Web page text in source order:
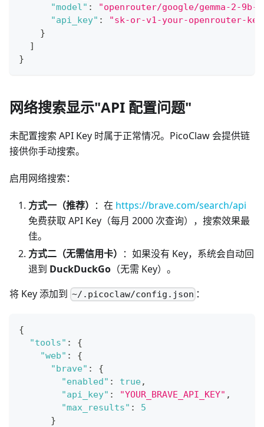
"model" :
"openrouter/google/gemma-2-
"api_key" :
"sk-or-v1-your-openrouter-
}
]
}
网络搜索显示"API 配置问题"
未配置搜索 API Key 时属于正常情况。PicoClaw 会提供链
接供你手动搜索。
启用网络搜索：
方式一（推荐） ：在 https://brave.com/search/api
免费获取 API Key（每月 2000 次查询），搜索效果最
佳。
方式二（无需信用卡） ：如果没有 Key，系统会自动回
退到 DuckDuckGo （无需 Key）。
将 Key 添加到 ~/.picoclaw/config.json ：
{
"tools" :
{
"web" :
{
"brave" :
{
"enabled" : true,
"api_key" : "YOUR_BRAVE_API_KEY" ,
"max_results" :
5
}